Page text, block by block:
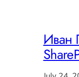
Иван